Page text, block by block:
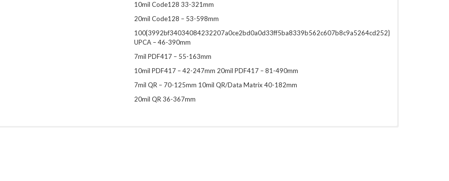
10mil Code128 33-321mm
20mil Code128 – 53-598mm
100{3992bf34034084232207a0ce2bd0a0d33ff5ba8339b562c607b8c9a5264cd252}
UPCA – 46-390mm
7mil PDF417 – 55-163mm
10mil PDF417 – 42-247mm 20mil PDF417 – 81-490mm
7mil QR – 70-125mm 10mil QR/Data Matrix 40-182mm
20mil QR 36-367mm